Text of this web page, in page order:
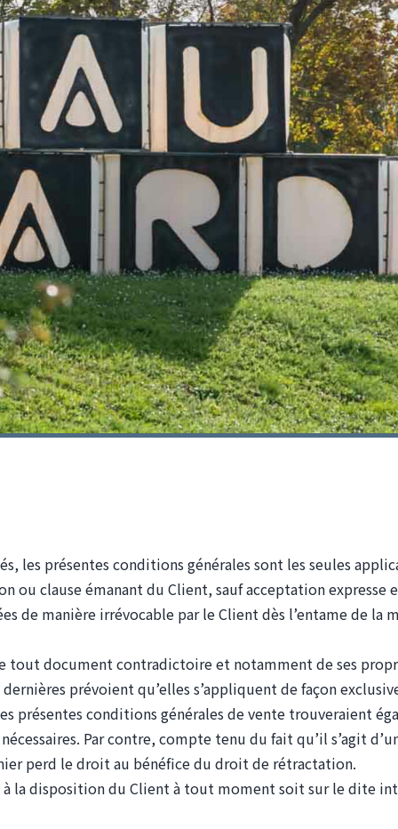
les présentes conditions générales sont les seules
clause émanant du Client, sauf acceptation expresse
de manière irrévocable par le Client dès l’entame de la
tout document contradictoire et notamment de ses
prévoient qu’elles s’appliquent de façon
présentes conditions générales de vente trouveraient
Par contre, compte tenu du fait qu’il s’agit
perd le droit au bénéfice du droit de rétractation.
à la disposition du Client à tout moment soit sur le dite